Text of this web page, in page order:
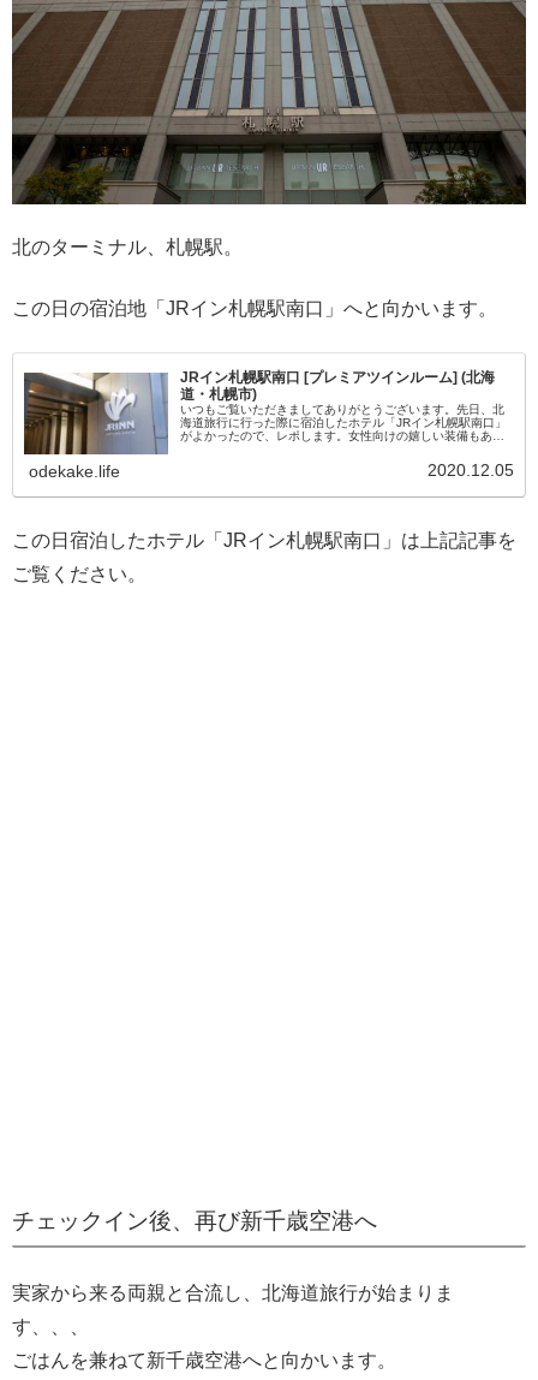
北のターミナル、札幌駅。
この日の宿泊地「JRイン札幌駅南口」へと向かいます。
JRイン札幌駅南口 [プレミアツインルーム] (北海
道・札幌市)
いつもご覧いただきましてありがとうございます。先日、北
海道旅行に行った際に宿泊したホテル「JRイン札幌駅南口」
がよかったので、レポします。女性向けの嬉しい装備もあっ
odekake.life 2020.12.05
この日宿泊したホテル「JRイン札幌駅南口」は上記記事を
ご覧ください。
チェックイン後、再び新千歳空港へ
実家から来る両親と合流し、北海道旅行が始まりま
す、、、
ごはんを兼ねて新千歳空港へと向かいます。